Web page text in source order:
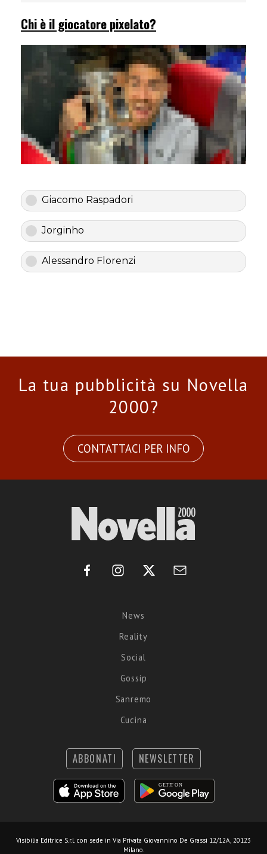
Chi è il giocatore pixelato?
Giacomo Raspadori
Jorginho
Alessandro Florenzi
La tua pubblicità su Novella
2000?
CONTATTACI PER INFO
News
Reality
Social
Gossip
Sanremo
Cucina
ABBONATI NEWSLETTER
Visibilia Editrice S.r.l. con sede in Via Privata Giovannino De Grassi 12/12A, 20123
Milano.